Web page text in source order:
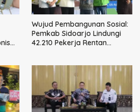
Wujud Pembangunan Sosial:
Pemkab Sidoarjo Lindungi
42.210 Pekerja Rentan